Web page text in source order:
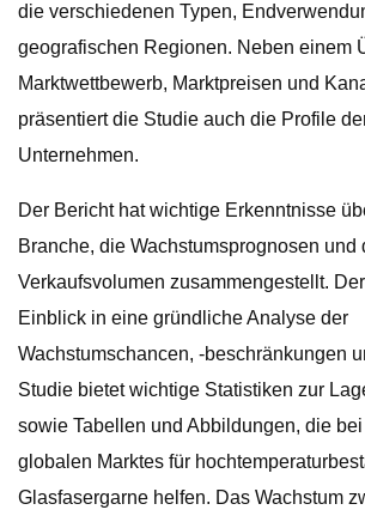
die verschiedenen Typen,
geografischen Regionen. Neben einem
Marktwettbewerb, Marktpreisen und
präsentiert die Studie auch die Profile
Unternehmen.
Der Bericht hat wichtige Erkenntnisse
Branche, die Wachstumsprognosen und
Verkaufsvolumen zusammengestellt.
Einblick in eine gründliche Analyse der
Wachstumschancen, -beschränkungen
Studie bietet wichtige Statistiken zur
sowie Tabellen und Abbildungen, die
globalen Marktes für
Glasfasergarne helfen. Das Wachstum